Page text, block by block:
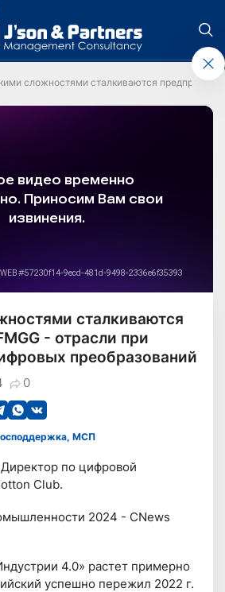
сложностями сталкиваются
сталкиваются
- отрасли при
преобразований
0
МСП
по цифровой
Club.
2024 - CNews
4.0» растет примерно
успешно пережил 2022 г.